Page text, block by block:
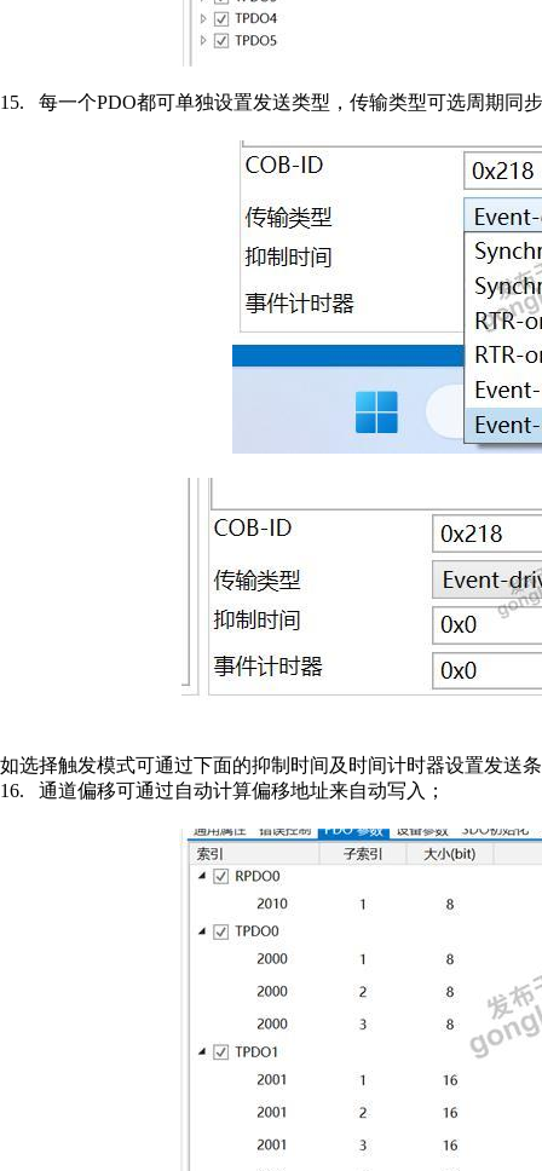
15. 每一个PDO都可单独设置发送类型，传输类型可选周期同
如选择触发模式可通过下面的抑制时间及时间计时器设置发送
16.
通道偏移可通过自动计算偏移地址来自动写入；